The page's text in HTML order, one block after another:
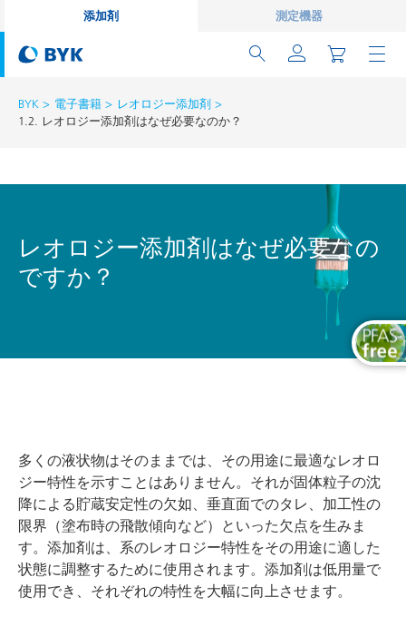
添加剤 測定機器
BYK 電子書籍
レオロジー添加剤
1.2. レオロジー添加剤はなぜ必要なのか？
レオロジー添加剤はなぜ必要なの
ですか？
多くの液状物はそのままでは、その用途に最適なレオロ
ジー特性を示すことはありません。それが固体粒子の沈
降による貯蔵安定性の欠如、垂直面でのタレ、加工性の
限界（塗布時の飛散傾向など）といった欠点を生みま
す。添加剤は、系のレオロジー特性をその用途に適した
状態に調整するために使用されます。添加剤は低用量で
使用でき、それぞれの特性を大幅に向上させます。